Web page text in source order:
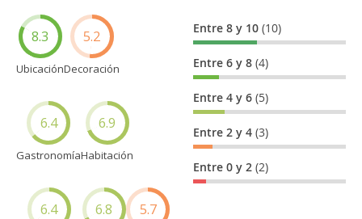
8.3
Ubicación
5.2
Decoración
6.4
Gastronomía
6.9
Habitación
6.4 6.8 5.7
Entre 8 y 10(10)
Entre 6 y 8(4)
Entre 4 y 6(5)
Entre 2 y 4(3)
Entre 0 y 2(2)